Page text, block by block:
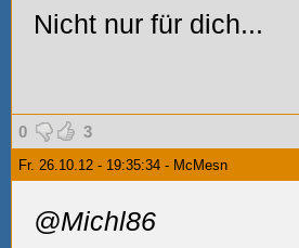
Nicht nur für dich...
0 3
Fr. 26.10.12 - 19:35:34 - McMesn
@Michl86